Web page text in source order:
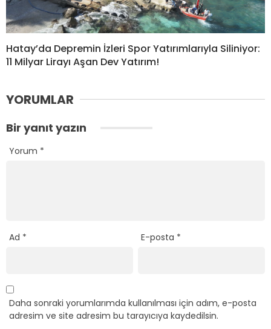
Hatay’da Depremin İzleri Spor Yatırımlarıyla Siliniyor:
11 Milyar Lirayı Aşan Dev Yatırım!
YORUMLAR
Bir yanıt yazın
Yorum *
Ad * E-posta *
Daha sonraki yorumlarımda kullanılması için adım, e-posta
adresim ve site adresim bu tarayıcıya kaydedilsin.